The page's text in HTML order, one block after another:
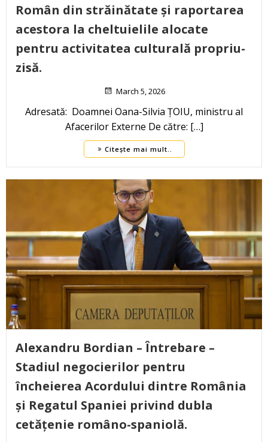
Român din străinătate și raportarea
acestora la cheltuielile alocate
pentru activitatea culturală propriu-
zisă.
March 5, 2026
Adresată: Doamnei Oana-Silvia ȚOIU, ministru al
Afacerilor Externe De către: […]
Citește mai mult..
Alexandru Bordian – Întrebare –
Stadiul negocierilor pentru
încheierea Acordului dintre România
și Regatul Spaniei privind dubla
cetățenie româno-spaniolă.